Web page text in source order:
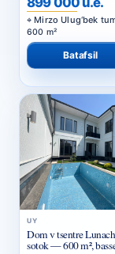
Mirzo Ulug‘bek
600 m²
Batafsil
UY
Dom v tsentre
sotok — 600 m²,